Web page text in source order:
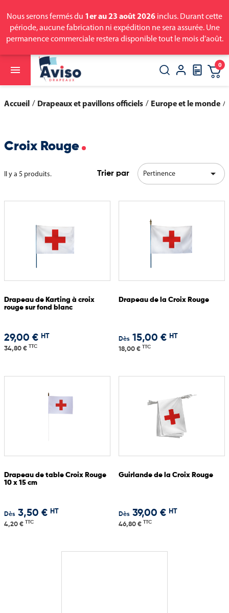
Nous serons fermés du 1er au 23 août 2026 inclus. Durant cette
période, aucune fabrication ni expédition ne sera assurée. Une
permanence commerciale restera disponible tout le mois d’août.
 0
search
Accueil Drapeaux et pavillons officiels Europe et le monde
Croix Rouge
Il y a 5 produits. Trier par Pertinence 
Drapeau de Karting à croix
rouge sur fond blanc
29,00 € HT
34,80 € TTC
Drapeau de la Croix Rouge
Dès 15,00 € HT
18,00 € TTC
Drapeau de table Croix Rouge
10 x 15 cm
Dès 3,50 € HT
4,20 € TTC
Guirlande de la Croix Rouge
Dès 39,00 € HT
46,80 € TTC